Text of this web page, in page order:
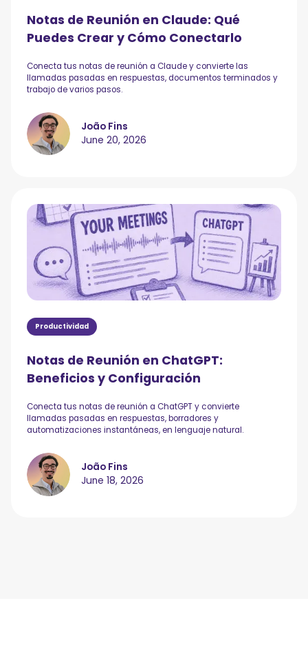
Notas de Reunión en Claude: Qué
Puedes Crear y Cómo Conectarlo
Conecta tus notas de reunión a Claude y convierte las
llamadas pasadas en respuestas, documentos terminados y
trabajo de varios pasos.
João Fins
June 20, 2026
Productividad
Notas de Reunión en ChatGPT:
Beneficios y Configuración
Conecta tus notas de reunión a ChatGPT y convierte
llamadas pasadas en respuestas, borradores y
automatizaciones instantáneas, en lenguaje natural.
João Fins
June 18, 2026